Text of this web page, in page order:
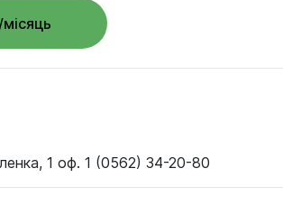
1 оф. 1 (0562) 34-20-80